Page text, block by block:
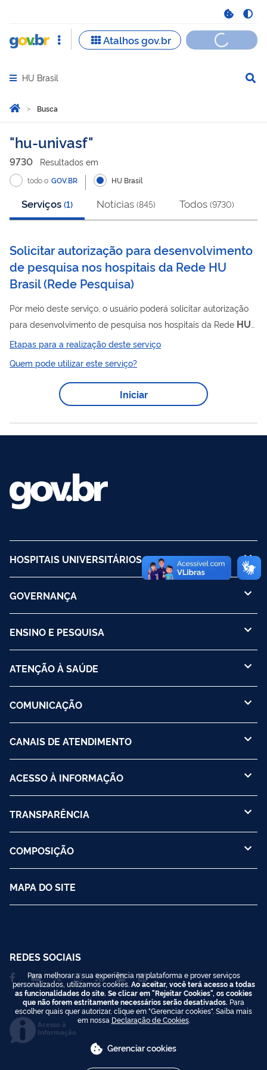
Abrir menu principal de navegação
HU Brasil
Você está aqui:
Página Inicial
Busca
Busca
hu-univasf
9730 Resultados em
todo o GOV.BR HU Brasil
Serviços (1) Notícias (845) Todos (9730)
Solicitar autorização para desenvolvimento
de pesquisa nos hospitais da Rede HU
Brasil(Rede Pesquisa)
Por meio deste serviço, o usuário poderá solicitar autorização
para desenvolvimento de pesquisa nos hospitais da Rede HU
Brasil.
Etapas para a realização deste serviço
Quem pode utilizar este serviço?
Iniciar
HOSPITAIS UNIVERSITÁRIOS
GOVERNANÇA
ENSINO E PESQUISA
ATENÇÃO À SAÚDE
COMUNICAÇÃO
CANAIS DE ATENDIMENTO
ACESSO À INFORMAÇÃO
TRANSPARÊNCIA
COMPOSIÇÃO
MAPA DO SITE
REDES SOCIAIS
Acesso à
Informação
Para melhorar a sua experiência na plataforma e prover serviços
personalizados, utilizamos cookies. Ao aceitar, você terá acesso a todas
as funcionalidades do site. Se clicar em "Rejeitar Cookies", os cookies
que não forem estritamente necessários serão desativados. Para
escolher quais quer autorizar, clique em "Gerenciar cookies". Saiba mais
em nossa Declaração de Cookies.
Gerenciar cookies